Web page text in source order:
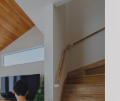
合わせ
曜定休
用の方
386
い合わせ
曜定休